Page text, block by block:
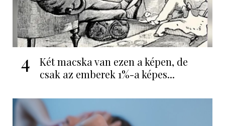
4
Két macska van ezen a képen, de
csak az emberek 1%-a képes...